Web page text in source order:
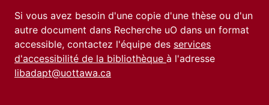
Si vous avez besoin d'une copie d'une thèse ou d'un
autre document dans Recherche uO dans un format
accessible, contactez l'équipe des services
d'accessibilité de la bibliothèque à l'adresse
libadapt@uottawa.ca